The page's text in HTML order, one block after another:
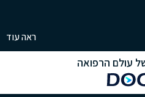
ראה עוד
עולם הרפואה